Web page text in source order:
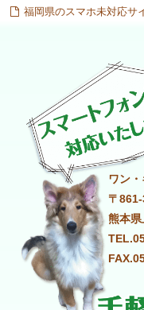
福岡県のスマホ未対応サ
ワン
〒
熊本